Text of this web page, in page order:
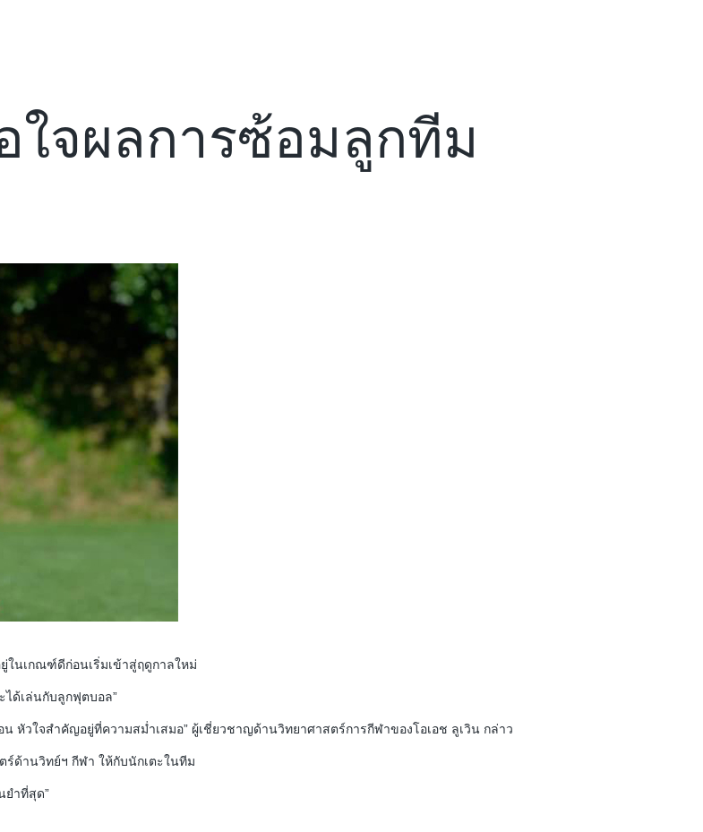
ใจผลการซ้อมลูกทีม
ในเกณฑ์ดีก่อนเริ่มเข้าสู่ฤดูกาลใหม่
ได้เล่นกับลูกฟุตบอล”
หัวใจสำคัญอยู่ที่ความสม่ำเสมอ” ผู้เชี่ยวชาญด้านวิทยาศาสตร์การกีฬาของโอเอช ลูเวิน กล่าว
ร์ด้านวิทย์ฯ กีฬา ให้กับนักเตะในทีม
ยำที่สุด”